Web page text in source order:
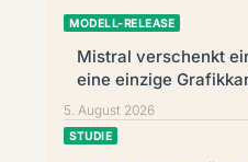
MODELL-RELEASE
Mistral verschenkt
eine einzige
5. August 2026
STUDIE